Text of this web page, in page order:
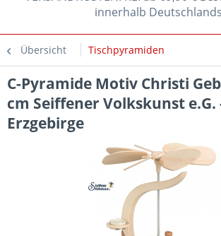
innerhalb Deutschlands
Übersicht Tischpyramiden
C-Pyramide Motiv Christi
cm Seiffener Volkskunst
Erzgebirge